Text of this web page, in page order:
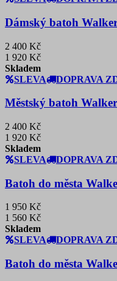
Dámský batoh
2 400 Kč
1 920 Kč
Skladem
SLEVA
DOPRAVA
Městský batoh
2 400 Kč
1 920 Kč
Skladem
SLEVA
DOPRAVA
Batoh do města
1 950 Kč
1 560 Kč
Skladem
SLEVA
DOPRAVA
Batoh do města